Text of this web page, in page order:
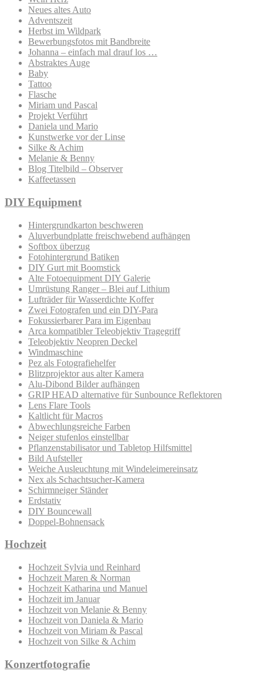
Neues altes Auto
Adventszeit
Herbst im Wildpark
Bewerbungsfotos mit Bandbreite
Johanna – einfach mal drauf los …
Abstraktes Auge
Baby
Tattoo
Flasche
Miriam und Pascal
Projekt Verführt
Daniela und Mario
Kunstwerke vor der Linse
Silke & Achim
Melanie & Benny
Blog Titelbild – Observer
Kaffeetassen
DIY Equipment
Hintergrundkarton beschweren
Aluverbundplatte freischwebend aufhängen
Softbox überzug
Fotohintergrund Batiken
DIY Gurt mit Boomstick
Alte Fotoequipment DIY Galerie
Umrüstung Ranger – Blei auf Lithium
Lufträder für Wasserdichte Koffer
Zwei Fotografen und ein DIY-Para
Fokussierbarer Para im Eigenbau
Arca kompatibler Teleobjektiv Tragegriff
Teleobjektiv Neopren Deckel
Windmaschine
Pez als Fotografiehelfer
Blitzprojektor aus alter Kamera
Alu-Dibond Bilder aufhängen
GRIP HEAD alternative für Sunbounce Reflektoren
Lens Flare Tools
Kaltlicht für Macros
Abwechlungsreiche Farben
Neiger stufenlos einstellbar
Pflanzenstabilisator und Tabletop Hilfsmittel
Bild Aufsteller
Weiche Ausleuchtung mit Windeleimereinsatz
Nex als Schachtsucher-Kamera
Schirmneiger Ständer
Erdstativ
DIY Bouncewall
Doppel-Bohnensack
Hochzeit
Hochzeit Sylvia und Reinhard
Hochzeit Maren & Norman
Hochzeit Katharina und Manuel
Hochzeit im Januar
Hochzeit von Melanie & Benny
Hochzeit von Daniela & Mario
Hochzeit von Miriam & Pascal
Hochzeit von Silke & Achim
Konzertfotografie